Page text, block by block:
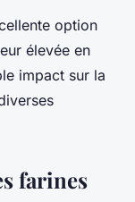
option
élevée en
impact sur la
farines